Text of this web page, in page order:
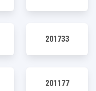
201733
201177